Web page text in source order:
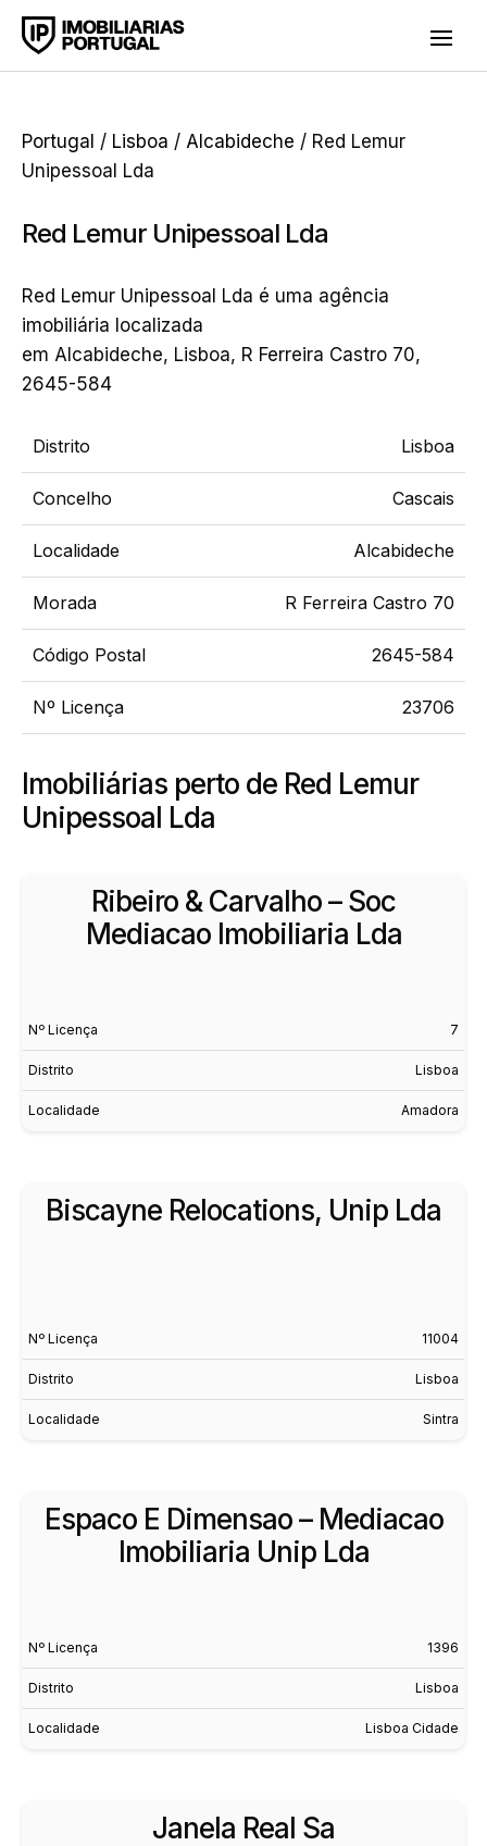
Portugal / Lisboa / Alcabideche / Red Lemur
Unipessoal Lda
Red Lemur Unipessoal Lda
Red Lemur Unipessoal Lda é uma agência
imobiliária localizada
em Alcabideche, Lisboa, R Ferreira Castro 70,
2645-584
Distrito Lisboa
Concelho Cascais
Localidade Alcabideche
Morada R Ferreira Castro 70
Código Postal 2645-584
Nº Licença 23706
Imobiliárias perto de Red Lemur
Unipessoal Lda
Ribeiro & Carvalho – Soc
Mediacao Imobiliaria Lda
Nº Licença 7
Distrito Lisboa
Localidade Amadora
Biscayne Relocations, Unip Lda
Nº Licença 11004
Distrito Lisboa
Localidade Sintra
Espaco E Dimensao – Mediacao
Imobiliaria Unip Lda
Nº Licença 1396
Distrito Lisboa
Localidade Lisboa Cidade
Janela Real Sa